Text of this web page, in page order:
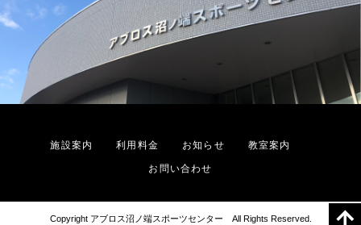
施設案内 利用料金 お知らせ 教室案内
お問い合わせ
Copyright アブロス沼ノ端スポーツセンター All Rights Reserved.